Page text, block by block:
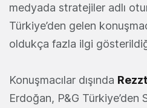
medyada stratejiler adlı
Türkiye’den gelen
oldukça fazla ilgi
Konuşmacılar dışında
Erdoğan, P&G Türkiye’den